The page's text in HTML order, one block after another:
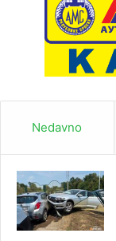
Nedavno